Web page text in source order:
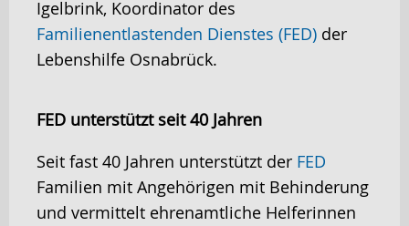
Igelbrink, Koordinator des
Familienentlastenden Dienstes (FED) der
Lebenshilfe Osnabrück.
FED unterstützt seit 40 Jahren
Seit fast 40 Jahren unterstützt der FED
Familien mit Angehörigen mit Behinderung
und vermittelt ehrenamtliche Helferinnen